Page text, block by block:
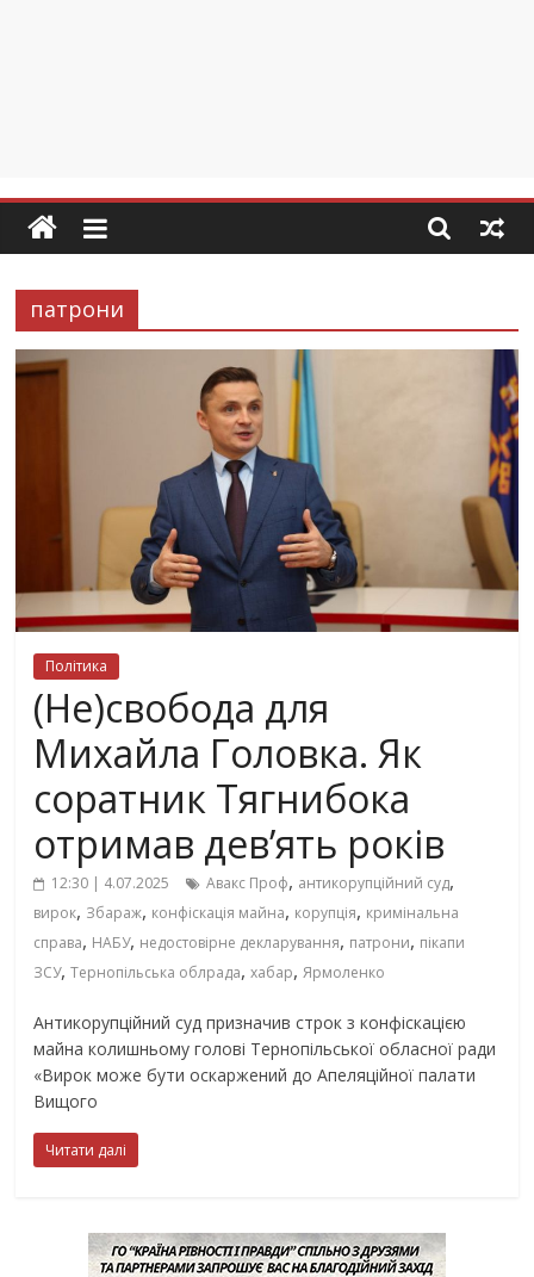
патрони
Політика
(Не)свобода для
Михайла Головка. Як
соратник Тягнибока
отримав дев’ять років
12:30 | 4.07.2025 Авакс Проф, антикорупційний суд,
вирок, Збараж, конфіскація майна, корупція, кримінальна
справа, НАБУ, недостовірне декларування, патрони, пікапи
ЗСУ,Тернопільська облрада,хабар,Ярмоленко
Антикорупційний суд призначив строк з конфіскацією
майна колишньому голові Тернопільської обласної ради
«Вирок може бути оскаржений до Апеляційної палати
Вищого
Читати далі